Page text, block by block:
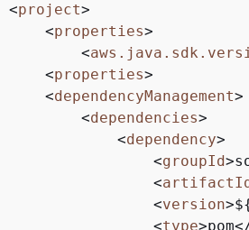
<project>
<properties>
<
<properties>
<dependencyManagement>
<dependencies>
<dependency>
<groupId>
<
<version>$
<type>pom